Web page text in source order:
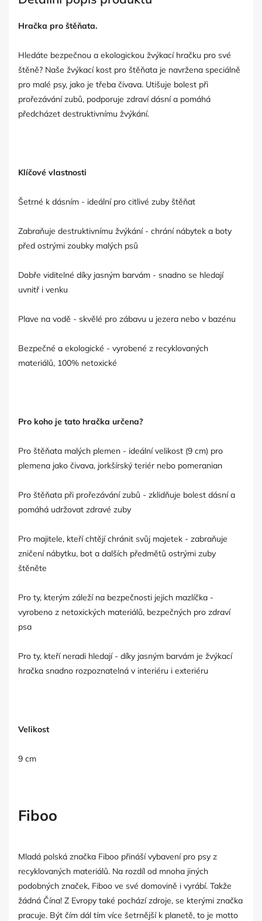
Hračka pro štěňata.
Hledáte bezpečnou a ekologickou žvýkací hračku pro své
štěně? Naše žvýkací kost pro štěňata je navržena speciálně
pro malé psy, jako je třeba čivava. Utišuje bolest při
prořezávání zubů, podporuje zdraví dásní a pomáhá
předcházet destruktivnímu žvýkání.
Klíčové vlastnosti
Šetrné k dásním - ideální pro citlivé zuby štěňat
Zabraňuje destruktivnímu žvýkání - chrání nábytek a boty
před ostrými zoubky malých psů
Dobře viditelné díky jasným barvám - snadno se hledají
uvnitř i venku
Plave na vodě - skvělé pro zábavu u jezera nebo v bazénu
Bezpečné a ekologické - vyrobené z recyklovaných
materiálů, 100% netoxické
Pro koho je tato hračka určena?
Pro štěňata malých plemen - ideální velikost (9 cm) pro
plemena jako čivava, jorkšírský teriér nebo pomeranian
Pro štěňata při prořezávání zubů - zklidňuje bolest dásní a
pomáhá udržovat zdravé zuby
Pro majitele, kteří chtějí chránit svůj majetek - zabraňuje
zničení nábytku, bot a dalších předmětů ostrými zuby
štěněte
Pro ty, kterým záleží na bezpečnosti jejich mazlíčka -
vyrobeno z netoxických materiálů, bezpečných pro zdraví
psa
Pro ty, kteří neradi hledají - díky jasným barvám je žvýkací
hračka snadno rozpoznatelná v interiéru i exteriéru
Velikost
9 cm
Fiboo
Mladá polská značka Fiboo přináší vybavení pro psy z
recyklovaných materiálů. Na rozdíl od mnoha jiných
podobných značek, Fiboo ve své domovině i vyrábí. Takže
žádná Čína! Z Evropy také pochází zdroje, se kterými značka
pracuje. Být čím dál tím více šetrnější k planetě, to je motto